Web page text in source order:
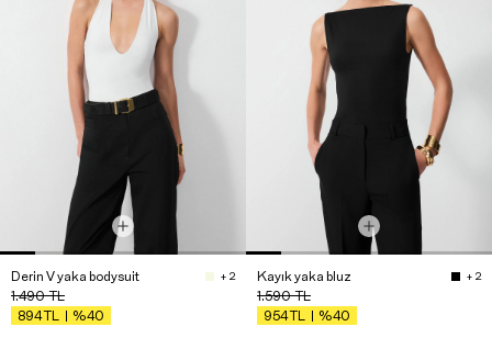
Derin V yaka bodysuit + 2
1.490TL
894
%40
Kayık yaka bluz + 2
1.590TL
954
%40